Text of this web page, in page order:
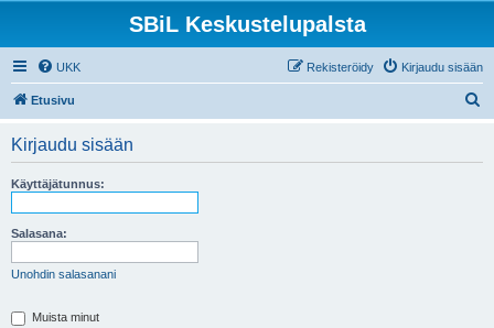
SBiL Keskustelupalsta
UKK Kirjaudu sisään
Rekisteröidy
Etusivu
Kirjaudu sisään
Käyttäjätunnus:
Salasana:
Unohdin salasanani
Muista minut